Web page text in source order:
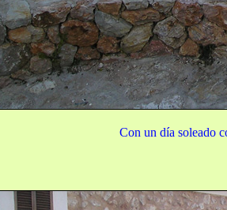
Con un día soleado